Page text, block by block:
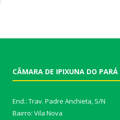
CÂMARA DE IPIXUNA DO PARÁ
End.: Trav. Padre Anchieta, S/N
Bairro: Vila Nova